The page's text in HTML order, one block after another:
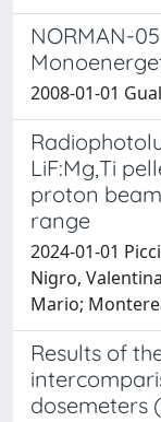
NORMAN-
2008-01-01
LiF:Mg,Ti
proton
range
2024-01-01
Nigro,
Mario;
Results of
dosemeters